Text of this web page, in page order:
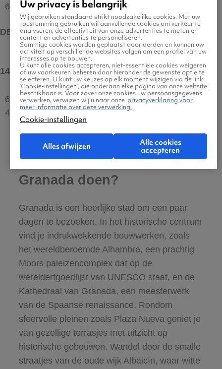
6°C
DEC
14°C max
6 uur
4°C
Wat kun je allemaal in
Granada doen?
Granada is een heerlijke stad om een paar
dagen te bezoeken. In het historische centrum
vind je indrukwekkende bouwwerken, zoals
het wereldberoemde Alhambra, een prachtig
Moors paleizencomplex dat op de
werelderfgoedlijst van UNESCO staat, en de
Kathedraal van Granada, een meesterwerk
van de Spaanse renaissance. Rondom
sfeervolle pleinen zoals Plaza Nueva geniet je
van gezellige terrasjes met uitzicht op
historische gebouwen. Wandel door de smalle
straatjes van de oude wijk Albaicín, waar witte
Uw privacy is belangrijk
Wij gebruiken standaard strikt noodzakelijke cookies. Met uw
toestemming gebruiken wij aanvullende cookies om verkeer te
analyseren, de effectiviteit van onze advertenties te meten en
content en advertenties te personaliseren.
Sommige cookies worden geplaatst door derden en kunnen uw
activiteit op verschillende websites volgen om een profiel van uw
interesses op te bouwen.
U kunt alle cookies accepteren, niet-essentiële cookies weigeren
of uw voorkeuren beheren door hieronder de gewenste optie te
selecteren. U kunt uw keuzes op elk moment wijzigen via de link
‘Cookie-instellingen’, die onderaan elke pagina van onze website
beschikbaar is. Voor zover onze cookies uw persoonsgegevens
verwerken, verwijzen wij u naar onze privacyverklaring voor
meer informatie over deze verwerking.
Cookie-instellingen
Alles afwijzen
Alle cookies
accepteren